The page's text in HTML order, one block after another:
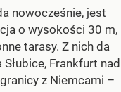
nowocześnie, jest
o wysokości 30 m,
tarasy. Z nich da
Frankfurt nad
z Niemcami –